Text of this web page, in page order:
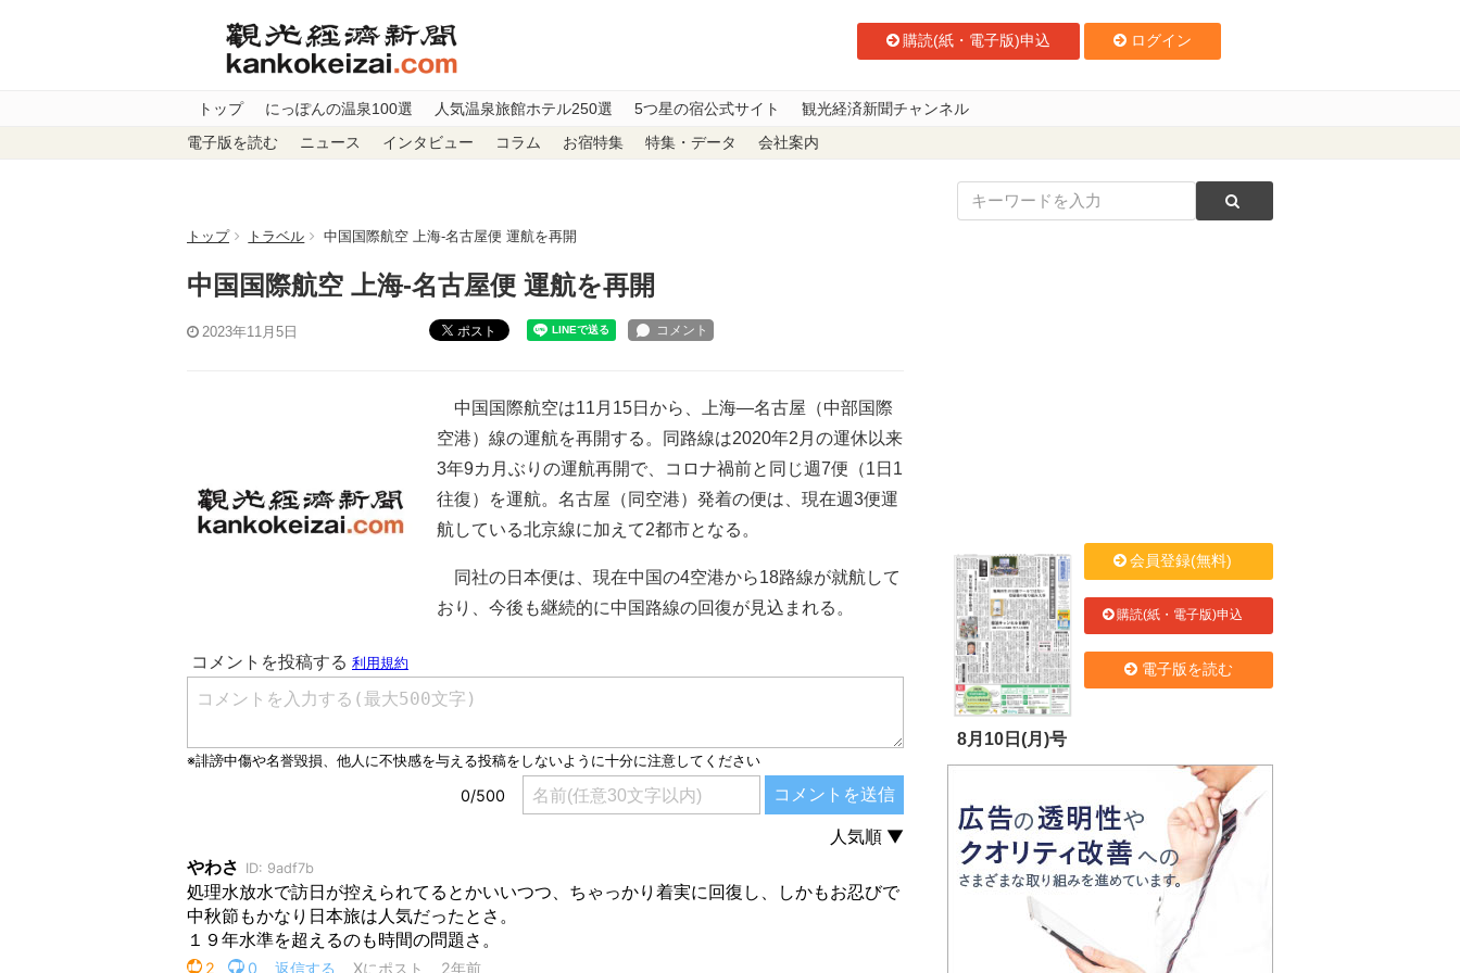
購読(紙・電子版)申込 ログイン
トップ にっぽんの温泉100選 人気温泉旅館ホテル250選 5つ星の宿公式サイト 観光経済新聞チャンネル
電子版を読む ニュース インタビュー コラム お宿特集 特集・データ 会社案内
トップ トラベル 中国国際航空 上海‐名古屋便 運航を再開
中国国際航空 上海‐名古屋便 運航を再開
2023年11月5日 ポスト
中国国際航空は11月15日から、上海―名古屋（中部国際
空港）線の運航を再開する。同路線は2020年2月の運休以来
3年9カ月ぶりの運航再開で、コロナ禍前と同じ週7便（1日1
往復）を運航。名古屋（同空港）発着の便は、現在週3便運
航している北京線に加えて2都市となる。
同社の日本便は、現在中国の4空港から18路線が就航して
おり、今後も継続的に中国路線の回復が見込まれる。
8月10日(月)号
会員登録(無料)
購読(紙・電子版)申込
電子版を読む